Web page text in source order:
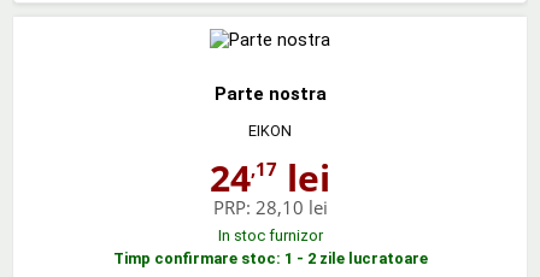
Parte nostra
EIKON
24,17 lei
PRP: 28,10 lei
In stoc furnizor
Timp confirmare stoc: 1 - 2 zile lucratoare